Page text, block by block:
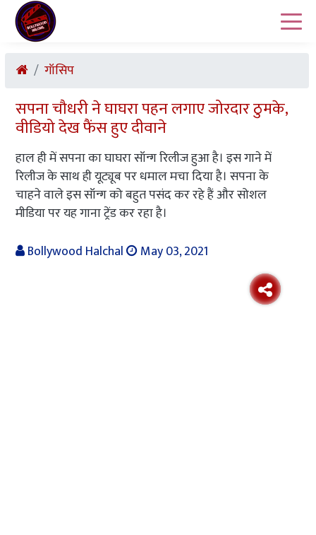
गॉसिप
सपना चौधरी ने घाघरा पहन लगाए जोरदार ठुमके,
वीडियो देख फैंस हुए दीवाने
हाल ही में सपना का घाघरा सॉन्ग रिलीज हुआ है। इस गाने में
रिलीज के साथ ही यूट्यूब पर धमाल मचा दिया है। सपना के
चाहने वाले इस सॉन्ग को बहुत पसंद कर रहे हैं और सोशल
मीडिया पर यह गाना ट्रेंड कर रहा है।
Bollywood Halchal
May 03, 2021